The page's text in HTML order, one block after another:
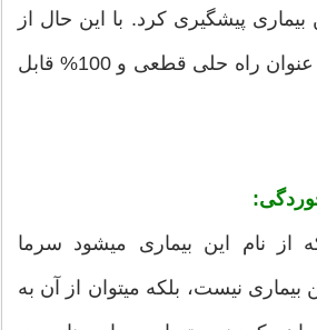
بیماری پیشگیری کرد. با این حال از
این شیوه نمیتوان به عنوان راه حلی قطعی و 100% قابل
از نام این بیماری میشود سرما
بیماری نیست، بلکه میتوان از آن به